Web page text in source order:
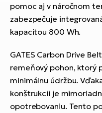
pomoc aj v náročnom
zabezpečuje
kapacitou 800 Wh.
GATES Carbon Drive
remeňový pohon, ktorý
minimálnu údržbu.
konštrukcii je
opotrebovaniu. Tento